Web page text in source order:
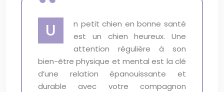
U
n petit chien en bonne santé
est un chien heureux. Une
attention régulière à son
bien-être physique et mental est la clé
d’une relation épanouissante et
durable avec votre compagnon